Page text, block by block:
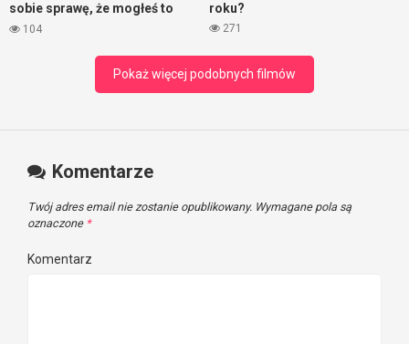
sobie sprawę, że mogłeś to
zrobić – RDR2
104
roku?
271
Pokaż więcej podobnych filmów
Komentarze
Twój adres email nie zostanie opublikowany. Wymagane pola są
oznaczone *
Komentarz